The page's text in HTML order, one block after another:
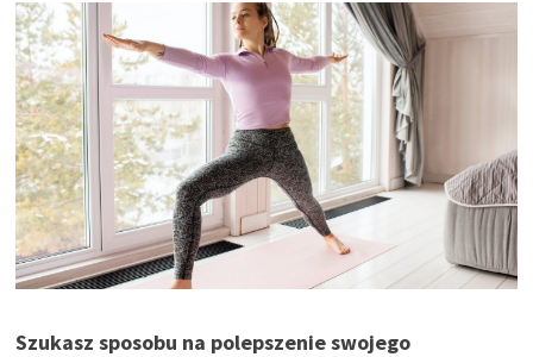
Szukasz sposobu na polepszenie swojego